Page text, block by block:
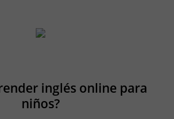
inglés online para
niños?